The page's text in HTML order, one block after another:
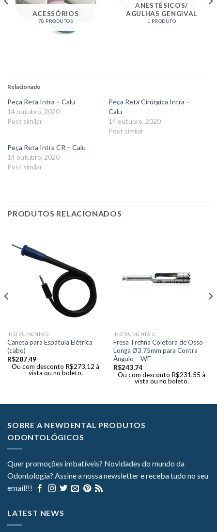
ACESSÓRIOS
78 PRODUTOS
ANESTÉSICOS/
AGULHAS GENGIVAL
1 PRODUTO
Relacionado
Peça Reta Intra – Calu
14 outubro, 2020
Post similar
Peça Reta Cirúrgica Intra –
Calu
14 outubro, 2020
Post similar
Peça Reta Intra CR – Calu
14 outubro, 2020
Post similar
PRODUTOS RELACIONADOS
INSTRUMENTAIS
Caneta para Espátula Elétrica
(cabo)
R$287,49
Ou com desconto R$273,12 à
vista ou no boleto.
INSTRUMENTAIS
Fresa Trefina Coletora de Osso
Longa Ø3.75mm para Contra
Ângulo – WF
R$243,74
Ou com desconto R$231,55 à
vista ou no boleto.
SOBRE A NEWDENTAL PRODUTOS
ODONTOLÓGICOS
Quer promoções imbatíveis? Novidades do mundo da
Odontologia? Assine a nossa newsletter e receba tudo no seu
email!!!
LATEST NEWS